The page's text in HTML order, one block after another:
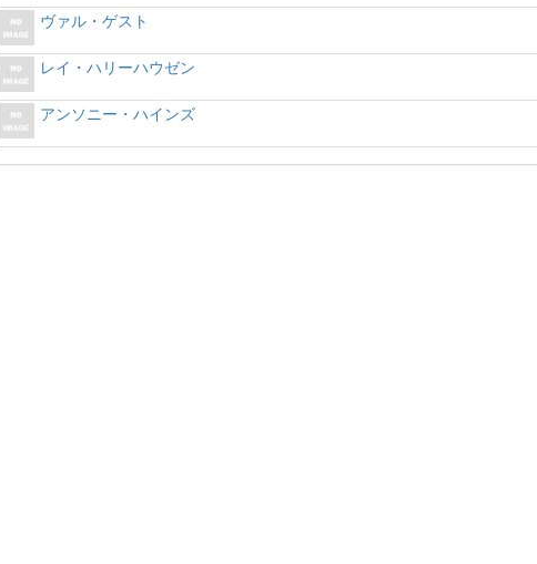
ヴァル・ゲスト
レイ・ハリーハウゼン
アンソニー・ハインズ